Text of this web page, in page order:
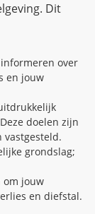
Dit
over
en jouw
doelen zijn
vastgesteld.
grondslag;
om jouw
en diefstal.